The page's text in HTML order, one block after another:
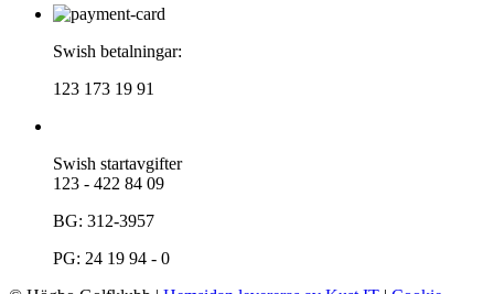
Swish betalningar:
123 173 19 91
Swish startavgifter
123 - 422 84 09
BG: 312-3957
PG: 24 19 94 - 0